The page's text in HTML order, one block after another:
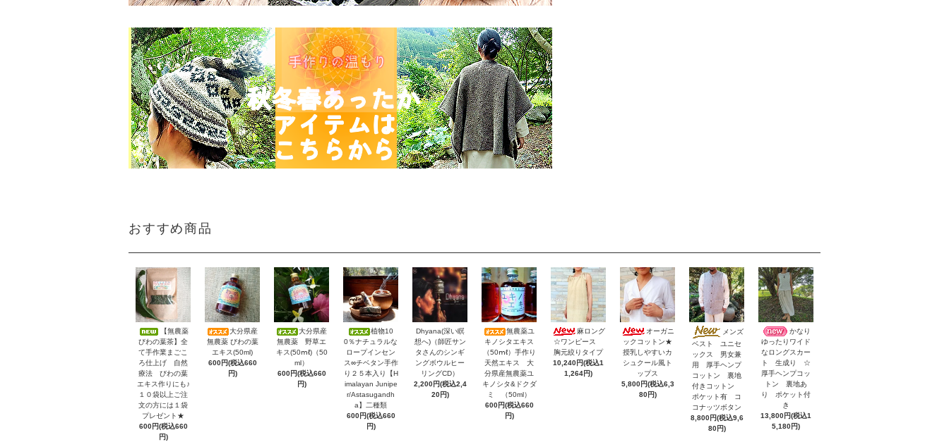
おすすめ商品
【無農薬
びわの葉茶】全
て手作業まごこ
ろ仕上げ 自然
療法 びわの葉
エキス作りにも♪
１０袋以上ご注
文の方には１袋
プレゼント★
600円(税込660
円)
大分県産
無農薬 びわの葉
エキス(50ml)
600円(税込660
円)
大分県産
無農薬 野草エ
キス(50ⅿℓ)（50
ml）
600円(税込660
円)
植物10
0％ナチュラルな
ロープインセン
ス∞チベタン手作
り２５本入り【H
imalayan Junipe
r/Astasugandh
a】二種類
600円(税込660
円)
Dhyana(深い瞑
想へ)（師匠サン
タさんのシンギ
ングボウルヒー
リングCD）
2,200円(税込2,4
20円)
無農薬ユ
キノシタエキス
（50ⅿℓ）手作り
天然エキス 大
分県産無農薬ユ
キノシタ&ドクダ
ミ （50ml）
600円(税込660
円)
麻ロング
☆ワンピース
胸元絞りタイプ
10,240円(税込1
1,264円)
オーガニ
ックコットン★
授乳しやすいカ
シュクール風ト
ップス
5,800円(税込6,3
80円)
メンズ
ベスト ユニセ
ックス 男女兼
用 厚手ヘンプ
コットン 裏地
付きコットン
ポケット有 コ
コナッツボタン
8,800円(税込9,6
80円)
かなり
ゆったりワイド
なロングスカー
ト 生成り ☆
厚手ヘンプコッ
トン 裏地あ
り ポケット付
き
13,800円(税込1
5,180円)